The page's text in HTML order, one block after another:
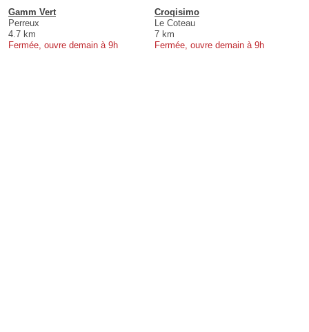
Gamm Vert
Perreux
4.7 km
Fermée, ouvre demain à 9h
Croqisimo
Le Coteau
7 km
Fermée, ouvre demain à 9h